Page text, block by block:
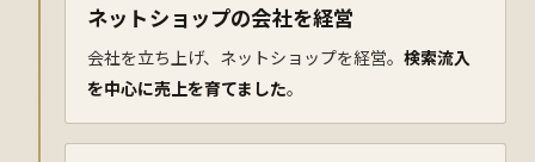
ネットショップの会社を経営
会社を立ち上げ、ネットショップを経営。 検索流入
を中心に売上を育てました。